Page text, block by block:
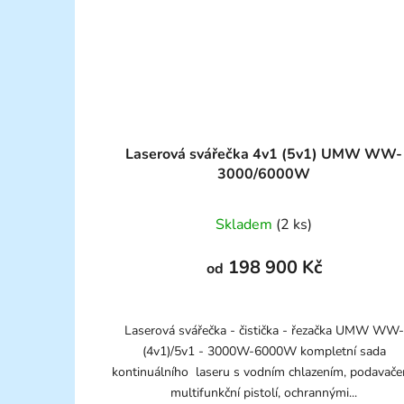
Laserová svářečka 4v1 (5v1) UMW WW-
3000/6000W
Skladem (2 ks)
od 198 900 Kč
Laserová svářečka - čistička - řezačka UMW WW-
(4v1)/5v1 - 3000W-6000W kompletní sada
kontinuálního laseru s vodním chlazením,
multifunkční pistolí, ochrannými...